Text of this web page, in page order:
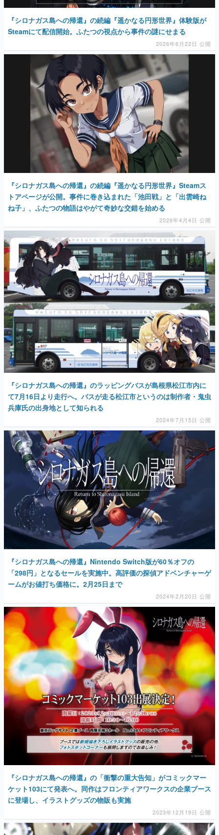
その他
電ファミニコゲーマーとは？
運営：株式会社マレ
『シロナガス島への帰還』の続編『遥かなる円形世界』体験版が
Steamにて配信開始。ふたつの視点から事件の謎にせまる
2026年6月22日 公開
『シロナガス島への帰還』の続編『遥かなる円形世界』Steamス
トアページが公開。事件に巻き込まれた「池田戦」と「出雲崎ね
ね子」、ふたつの物語はやがて奇妙な交錯を始める
2026年4月4日 公開
『シロナガス島への帰還』のラッピングバスが島根県松江市内に
て7月16日より走行へ。バスが走る松江市というのは制作者・鬼虫
兵庫氏の出身地として知られる
2024年7月15日 公開
『シロナガス島への帰還』Nintendo Switch版が60％オフの
「298円」となるセールを実施中。高評価の探偵アドベンチャーゲ
ームがお値打ち価格に。2月25日まで
2024年2月20日 公開
『シロナガス島への帰還』の「衝撃の重大告知」がコミックマー
ケット103にて発表へ。同作はフロンティアワークスの企業ブース
に登場し、イラストグッズの物販も実施
2023年12月19日 公開